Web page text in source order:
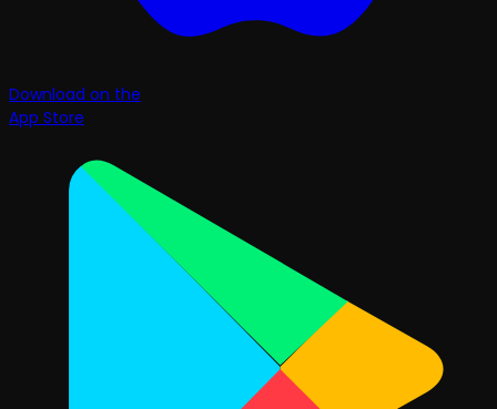
Download on the
App Store